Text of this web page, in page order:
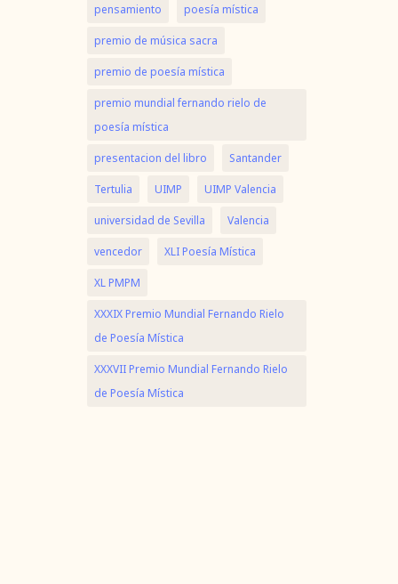
pensamiento
poesía mística
premio de música sacra
premio de poesía mística
premio mundial fernando rielo de
poesía mística
presentacion del libro
Santander
Tertulia
UIMP
UIMP Valencia
universidad de Sevilla
Valencia
vencedor
XLI Poesía Mística
XL PMPM
XXXIX Premio Mundial Fernando Rielo
de Poesía Mística
XXXVII Premio Mundial Fernando Rielo
de Poesía Mística